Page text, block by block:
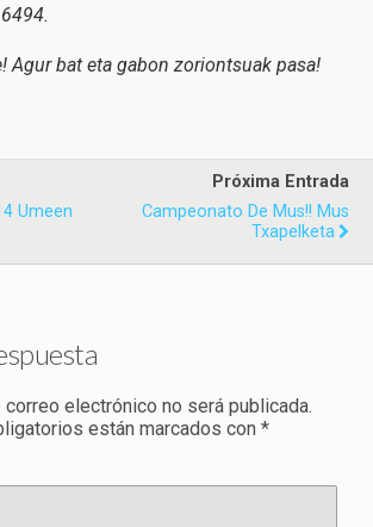
Agur bat eta gabon zoriontsuak pasa!
Umeen
Próxima Entrada
Campeonato De Mus!! Mus
Txapelketa
correo electrónico no será publicada.
están marcados con *